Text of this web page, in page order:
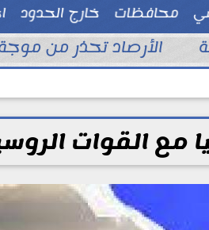
محافظات خارج الحدود
توك شو
الأرصاد تحذر من موجة